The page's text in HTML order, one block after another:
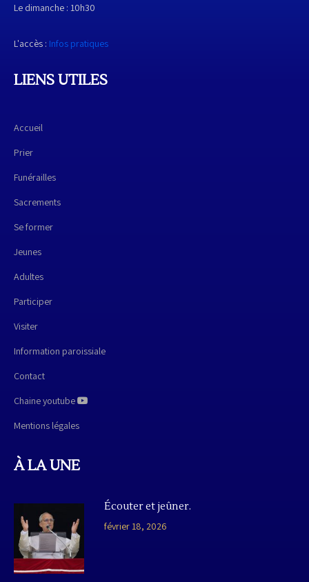
Le dimanche : 10h30
L'accès : Infos pratiques
LIENS UTILES
Accueil
Prier
Funérailles
Sacrements
Se former
Jeunes
Adultes
Participer
Visiter
Information paroissiale
Contact
Chaine youtube
Mentions légales
À LA UNE
Écouter et jeûner.
février 18, 2026